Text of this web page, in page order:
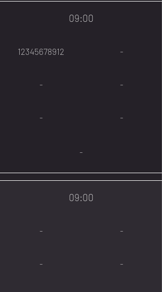
09:00
12345678912
-
-
-
-
-
-
09:00
-
-
-
-